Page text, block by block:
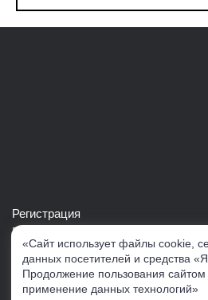
Регистрация
Войти в свой аккаунт
Скачать каталог продукции
Следите за нами
«Сайт использует файлы cookie,
данных посетителей и средства
Продолжение пользования сайтом
применение данных технологий»